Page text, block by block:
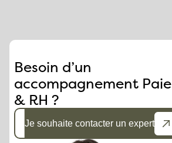
Besoin d’un
accompagnement Paie
& RH ?
Je souhaite contacter un expert